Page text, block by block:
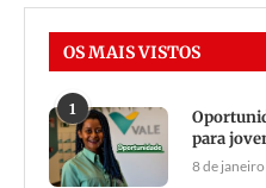
OS MAIS VISTOS
1
para
8 de